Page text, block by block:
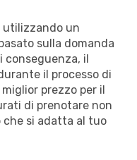
utilizzando un
sulla domanda
conseguenza, il
il processo di
prezzo per il
di prenotare non
che si adatta al tuo